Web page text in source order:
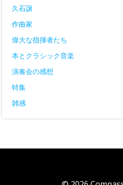
久石譲
作曲家
偉大な指揮者たち
本とクラシック音楽
演奏会の感想
特集
雑感